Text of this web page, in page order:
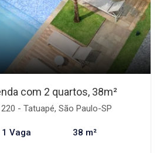
com 2 quartos, 38m²
- Tatuapé, São Paulo-SP
1 Vaga 38 m²